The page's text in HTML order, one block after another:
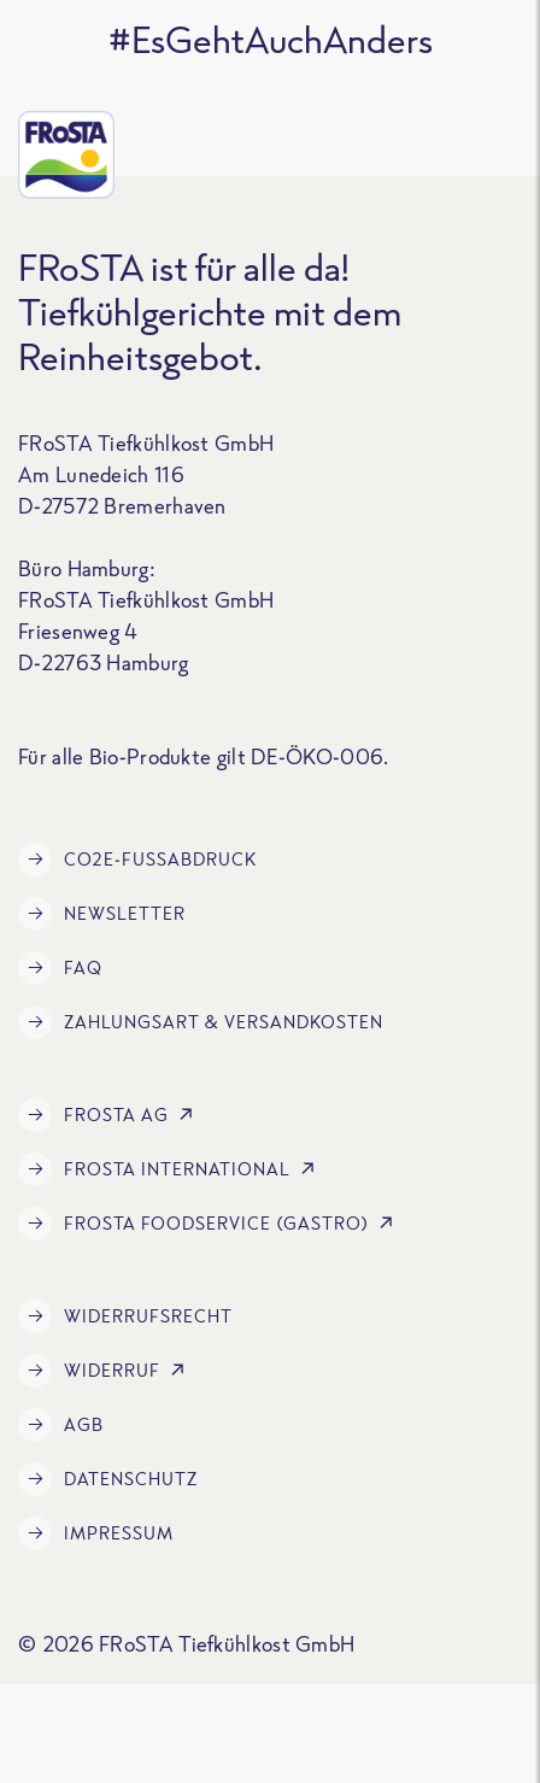
#EsGehtAuchAnders
FRoSTA ist für alle da!
Tiefkühlgerichte mit dem
Reinheitsgebot.
FRoSTA Tiefkühlkost GmbH
Am Lunedeich 116
D-27572 Bremerhaven
Büro Hamburg:
FRoSTA Tiefkühlkost GmbH
Friesenweg 4
D-22763 Hamburg
Für alle Bio-Produkte gilt DE-ÖKO-006.
CO2E-FUSSABDRUCK
NEWSLETTER
FAQ
ZAHLUNGSART & VERSANDKOSTEN
FROSTA AG
FROSTA INTERNATIONAL
FROSTA FOODSERVICE (GASTRO)
WIDERRUFSRECHT
WIDERRUF
AGB
DATENSCHUTZ
IMPRESSUM
© 2026 FRoSTA Tiefkühlkost GmbH